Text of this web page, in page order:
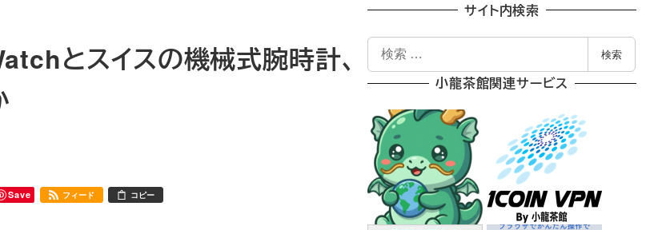
とスイスの機械式腕時計、
Save フィード コピー
サイト内検索
索
検索
小龍茶館関連サービス